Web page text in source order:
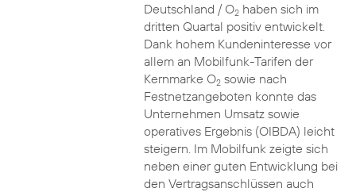
Deutschland / O2haben sich im
dritten Quartal positiv entwickelt.
Dank hohem Kundeninteresse vor
allem an Mobilfunk-Tarifen der
Kernmarke O2sowie nach
Festnetzangeboten konnte das
Unternehmen Umsatz sowie
operatives Ergebnis (OIBDA) leicht
steigern. Im Mobilfunk zeigte sich
neben einer guten Entwicklung bei
den Vertragsanschlüssen auch